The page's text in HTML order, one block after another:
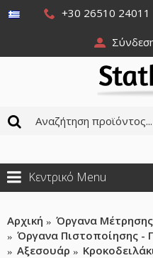
+30 26510 24011
Κεντρικό Menu
Αρχική
Όργανα Μέτρησης
Όργανα Πιστοποίησης -
Αξεσουάρ